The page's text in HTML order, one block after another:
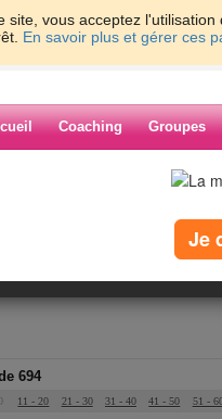
site, vous acceptez
En savoir plus et gérer ces
Coaching Groupes
694
11 - 20 21 - 30 31 - 40 41 - 50 51 -
Je